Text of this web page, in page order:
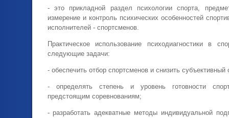
- это прикладной раздел психологии спорта,
измерение и контроль психи­ческих особенностей
исполнителей - спортсменов.
Практическое использование психо­диагностики в
следующие задачи:
- обеспечить отбор спортсменов и снизить субъективный
- определять степень и уровень готовности
предстоящим соревнованиям;
- разработать адекватные методы индивидуальной